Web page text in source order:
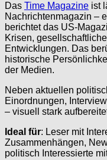
Das Time Magazine ist
Nachrichtenmagazin –
berichtet das US-
Krisen,
Entwicklungen. Das
historische
der Medien.
Neben aktuellen
Einordnungen,
– visuell stark
Ideal für: Leser mit
Zusammenhängen,
politisch Interessierte